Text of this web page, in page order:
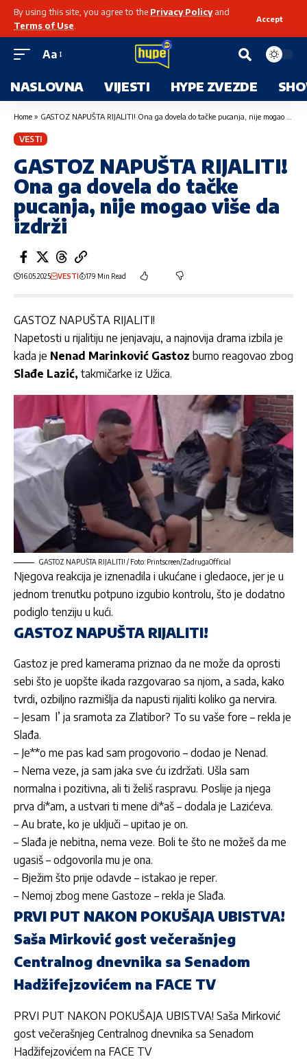
By using this site, you agree to the Privacy Policyand
Terms of Use
Accept
Aa
NASLOVNA VIJESTI HYPE ZVEZDE
Home » GASTOZ NAPUŠTA RIJALITI! Ona ga dovela do tačke pucanja, nije mogao više da izdrži
VESTI
GASTOZ NAPUŠTA RIJALITI!
Ona ga dovela do tačke
pucanja, nije mogao više da
izdrži
16.05.2025 VESTI 179 Min Read
GASTOZ NAPUŠTA RIJALITI!
Napetosti u rijalitiju ne jenjavaju, a najnovija drama izbila je
kada je Nenad Marinković Gastoz burno reagovao zbog
Slađe Lazić, takmičarke iz Užica.
GASTOZ NAPUŠTA RIJALITI! / Foto: Printscreen/ZadrugaOfficial
Njegova reakcija je iznenadila i ukućane i gledaoce, jer je u
jednom trenutku potpuno izgubio kontrolu, što je dodatno
podiglo tenziju u kući.
GASTOZ NAPUŠTA RIJALITI!
Gastoz je pred kamerama priznao da ne može da oprosti
sebi što je uopšte ikada razgovarao sa njom, a sada, kako
tvrdi, ozbiljno razmišlja da napusti rijaliti koliko ga nervira.
– Jesam l’ ja sramota za Zlatibor? To su vaše fore – rekla je
Slađa.
– Je**o me pas kad sam progovorio – dodao je Nenad.
– Nema veze, ja sam jaka sve ću izdržati. Ušla sam
normalna i pozitivna, ali ti želiš raspravu. Poslije ja njega
prva di*am, a ustvari ti mene di*aš – dodala je Lazićeva.
– Au brate, ko je uključi – upitao je on.
– Slađa je nebitna, nema veze. Boli te što ne možeš da me
ugasiš – odgovorila mu je ona.
– Bježim što prije odavde – istakao je reper.
– Nemoj zbog mene Gastoze – rekla je Slađa.
PRVI PUT NAKON POKUŠAJA UBISTVA!
Saša Mirković gost večerašnjeg
Centralnog dnevnika sa Senadom
Hadžifejzovićem na FACE TV
PRVI PUT NAKON POKUŠAJA UBISTVA! Saša Mirković
gost večerašnjeg Centralnog dnevnika sa Senadom
Hadžifejzovićem na FACE TV